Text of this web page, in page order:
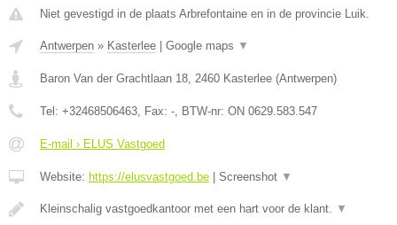
Niet gevestigd in de plaats Arbrefontaine en in de provincie Luik.
Antwerpen » Kasterlee Google maps ▼
Baron Van der Grachtlaan 18, 2460 Kasterlee (Antwerpen)
Tel: +32468506463, Fax: -, BTW-nr: ON 0629.583.547
E-mail › ELUS Vastgoed
Website: https://elusvastgoed.be Screenshot ▼
Kleinschalig vastgoedkantoor met een hart voor de klant. ▼